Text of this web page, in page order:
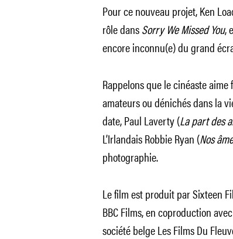
Pour ce nouveau projet, Ken
rôle dansSorry We Missed You,
encore inconnu(e) du grand
Rappelons que le cinéaste
amateurs ou dénichés dans la
date, Paul Laverty (La part des
L’Irlandais Robbie Ryan (Nos
photographie.
Le film est produit par Sixteen
BBC Films, en coproduction
société belge Les Films Du